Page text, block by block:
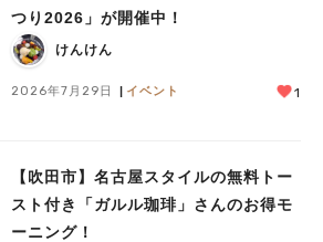
つり2026」が開催中！
けんけん
2026年7月29日 イベント 1
【吹田市】名古屋スタイルの無料トー
スト付き「ガルル珈琲」さんのお得モ
ーニング！